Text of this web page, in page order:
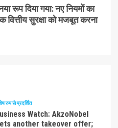
रूप दिया गया: नए नियमों का
वित्तीय सुरक्षा को मजबूत करना
रुप से प्रदर्शित
Watch: AkzoNobel
another takeover offer;